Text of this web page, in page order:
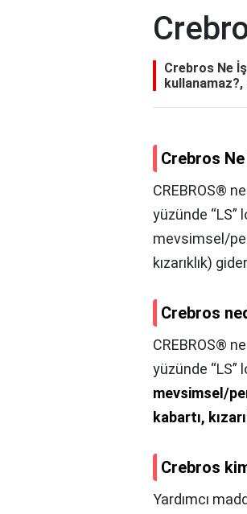
Crebros Ne
Crebros
CREBROS®
yüzünde “LS”
mevsimsel/
kızarıklık)
Crebros
CREBROS®
yüzünde “LS”
mevsimsel/
kabartı,
Crebros
Yardımcı